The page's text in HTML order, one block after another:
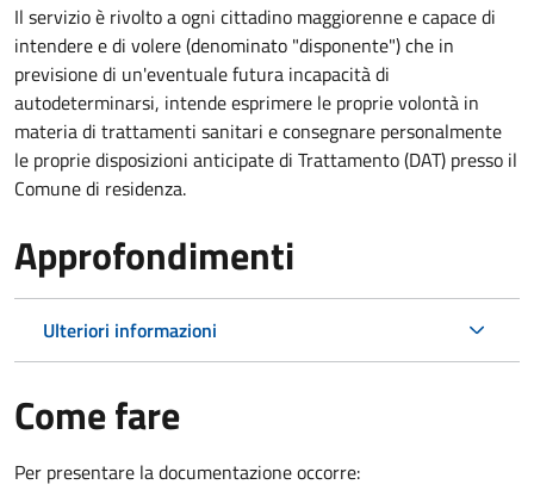
Il servizio è rivolto a ogni cittadino maggiorenne e capace di
intendere e di volere (denominato "disponente") che in
previsione di un'eventuale futura incapacità di
autodeterminarsi, intende esprimere le proprie volontà in
materia di trattamenti sanitari e consegnare personalmente
le proprie disposizioni anticipate di Trattamento (DAT) presso il
Comune di residenza.
Approfondimenti
Ulteriori informazioni
Come fare
Per presentare la documentazione occorre: